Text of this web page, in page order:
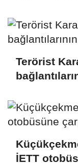
Terörist
İETT